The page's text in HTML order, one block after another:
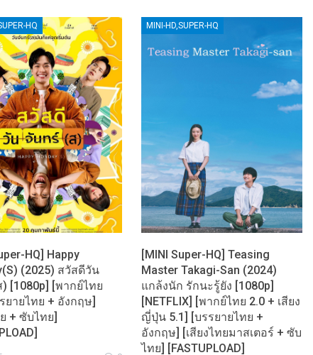
HQ
HQ] Happy
(2025) สวัสดีวัน
[1080p] [พากย์ไทย
ยายไทย + อังกฤษ]
+ ซับไทย]
MINI-HD,SUPER-HQ
[MINI Super-HQ] Teasing
Master Takagi-San (2024)
แกล้งนัก รักนะรู้ยัง [1080p]
[NETFLIX] [พากย์ไทย 2.0 + เสียง
ญี่ปุ่น 5.1] [บรรยายไทย +
อังกฤษ] [เสียงไทยมาสเตอร์ + ซับ
ไทย] [FASTUPLOAD]